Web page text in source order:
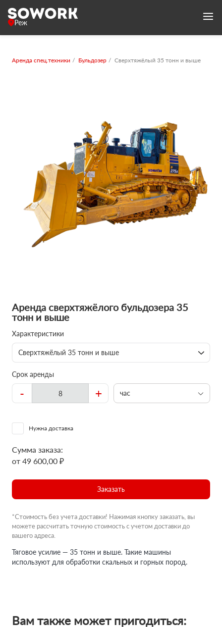
Реж
Аренда спец.техники Бульдозер Сверхтяжёлый 35 тонн и выше
Аренда сверхтяжёлого бульдозера 35
тонн и выше
Характеристики
Сверхтяжёлый 35 тонн и выше
Срок аренды
- + час
Нужна доставка
Сумма заказа:
от 49 600,00 ₽
Заказать
*Стоимость без учета доставки! Нажимая кнопку заказать, вы
можете рассчитать точную стоимость с учетом доставки до
вашего адреса.
Тяговое усилие — 35 тонн и выше. Такие машины
используют для обработки скальных и горных пород.
Вам также может пригодиться: